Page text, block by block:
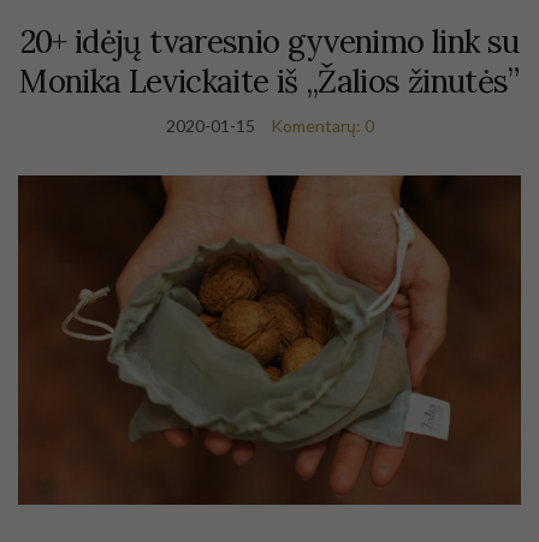
20+ idėjų tvaresnio gyvenimo link su
Monika Levickaite iš ,,Žalios žinutės”
2020-01-15 Komentarų: 0